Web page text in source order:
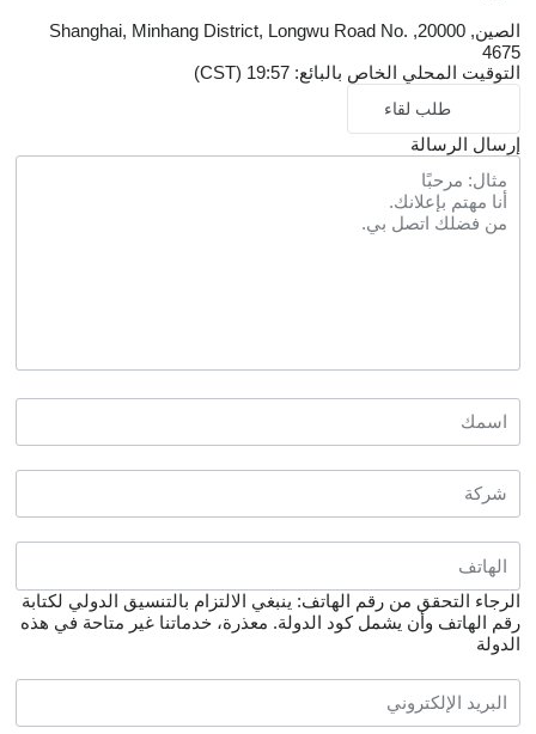
الصين, 20000, Shanghai, Minhang District, Longwu Road No.
4675
التوقيت المحلي الخاص بالبائع: 19:57 (CST)
طلب لقاء
إرسال الرسالة
الرجاء التحقق من رقم الهاتف: ينبغي الالتزام بالتنسيق الدولي لكتابة
رقم الهاتف وأن يشمل كود الدولة. معذرة، خدماتنا غير متاحة في هذه
الدولة